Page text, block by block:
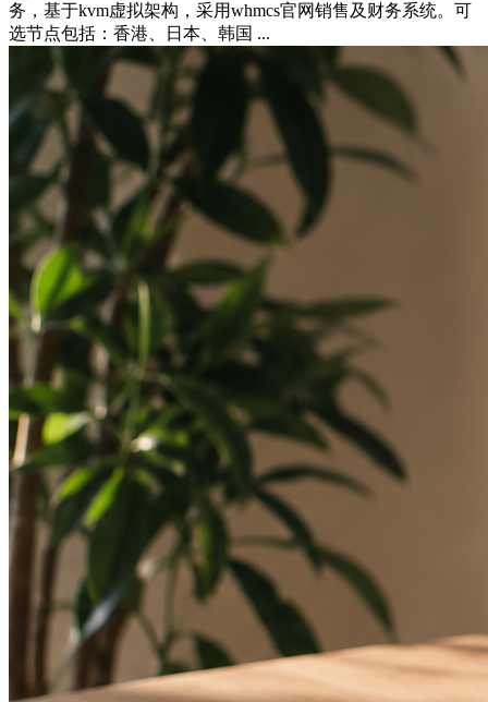
务，基于kvm虚拟架构，采用whmcs官网销售及财务系统。可
选节点包括：香港、日本、韩国 ...